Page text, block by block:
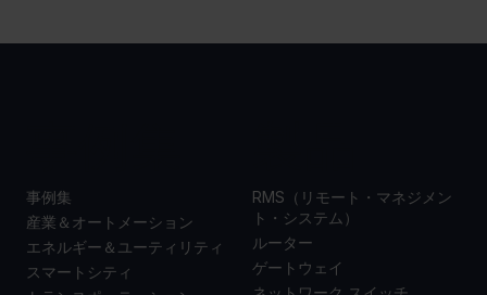
事例集
産業＆オートメーション
エネルギー＆ユーティリティ
スマートシティ
RMS（リモート・マネジメン
ト・システム）
ルーター
ゲートウェイ